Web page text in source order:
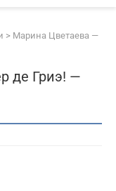
> Марина Цветаева —
де Гриэ! —